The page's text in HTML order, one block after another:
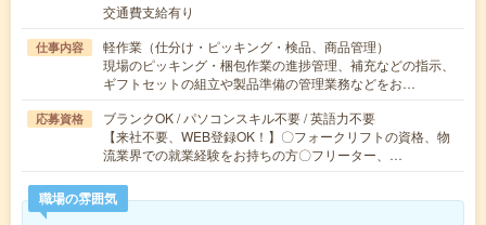
交通費支給有り
仕事内容
軽作業（仕分け・ピッキング・検品、商品管理）
現場のピッキング・梱包作業の進捗管理、補充などの指示、
ギフトセットの組立や製品準備の管理業務などをお…
応募資格
ブランクOK / パソコンスキル不要 / 英語力不要
【来社不要、WEB登録OK！】〇フォークリフトの資格、物
流業界での就業経験をお持ちの方〇フリーター、…
職場の雰囲気